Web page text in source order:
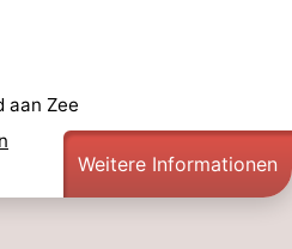
aan Zee
Weitere Informationen